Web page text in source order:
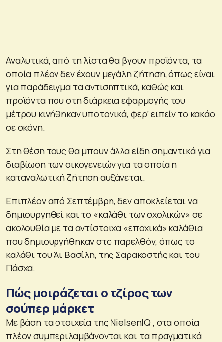
Αναλυτικά, από τη λίστα θα βγουν προϊόντα, τα
οποία πλέον δεν έχουν μεγάλη ζήτηση, όπως είναι
για παράδειγμα τα αντισηπτικά, καθώς και
προϊόντα που στη διάρκεια εφαρμογής του
μέτρου κινήθηκαν υποτονικά, φερ’ ειπείν το κακάο
σε σκόνη.
Στη θέση τους θα μπουν άλλα είδη σημαντικά για
διαβίωση των οικογενειών για τα οποία η
καταναλωτική ζήτηση αυξάνεται.
Επιπλέον από Σεπτέμβρη, δεν αποκλείεται να
δημιουργηθεί και το «καλάθι των σχολικών» σε
ακολουθία με τα αντίστοιχα «εποχικά» καλάθια
που δημιουργήθηκαν στο παρελθόν, όπως το
καλάθι του Άι Βασίλη, της Σαρακοστής και του
Πάσχα.
Πώς μοιράζεται ο τζίρος των
σούπερ μάρκετ
Με βάση τα στοιχεία της NielsenIQ , στα οποία
πλέον συμπεριλαμβάνονται και τα πραγματικά